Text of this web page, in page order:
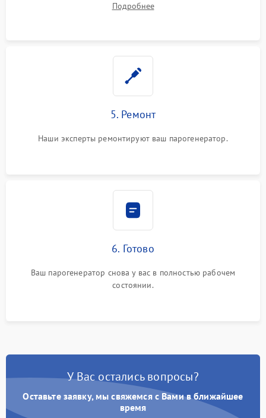
Подробнее
5. Ремонт
Наши эксперты ремонтируют ваш парогенератор.
6. Готово
Ваш парогенератор снова у вас в полностью рабочем
состоянии.
У Вас остались вопросы?
Оставьте заявку, мы свяжемся с Вами в ближайшее
время